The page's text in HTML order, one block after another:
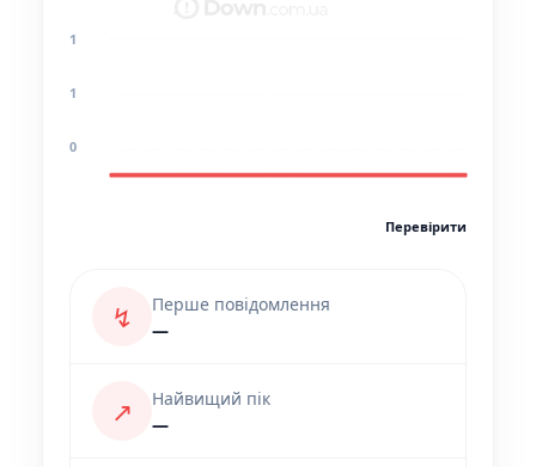
1
1
0
Перевірити
↯
Перше повідомлення
—
↗
Найвищий пік
—